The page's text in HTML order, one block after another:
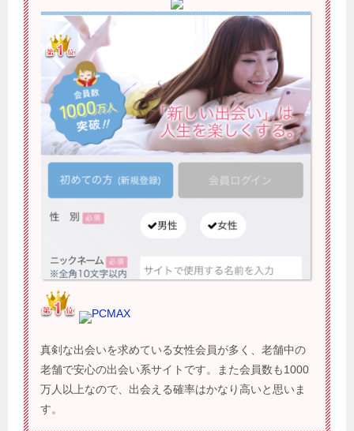
PCMAX
真剣な出会いを求めている女性会員が多く、老舗中の
老舗で安心の出会い系サイトです。また会員数も1000
万人以上なので、出会える確率はかなり高いと思いま
す。